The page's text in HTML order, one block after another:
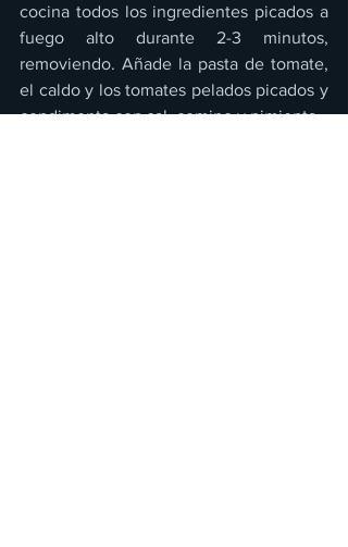
cocina todos los ingredientes picados a
fuego alto durante 2-3 minutos,
removiendo. Añade la pasta de tomate,
el caldo y los tomates pelados picados y
condimenta con sal, comino y pimienta.